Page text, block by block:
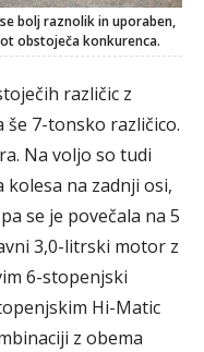
bolj raznolik in uporaben,
obstoječa konkurenca.
različic z
7-tonsko različico.
Na voljo so tudi
kolesa na zadnji osi,
se je povečala na 5
3,0-litrski motor z
6-stopenjski
Hi-Matic
z obema